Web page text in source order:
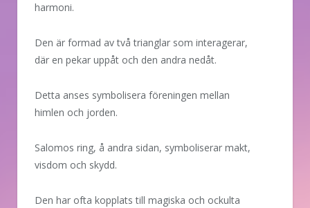
harmoni.
Den är formad av två trianglar som interagerar,
där en pekar uppåt och den andra nedåt.
Detta anses symbolisera föreningen mellan
himlen och jorden.
Salomos ring, å andra sidan, symboliserar makt,
visdom och skydd.
Den har ofta kopplats till magiska och ockulta